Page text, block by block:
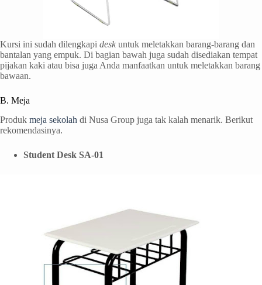
Kursi ini sudah dilengkapi desk untuk meletakkan barang-barang dan
bantalan yang empuk. Di bagian bawah juga sudah disediakan tempat
pijakan kaki atau bisa juga Anda manfaatkan untuk meletakkan barang
bawaan.
B. Meja
Produk meja sekolah di Nusa Group juga tak kalah menarik. Berikut
rekomendasinya.
Student Desk SA-01